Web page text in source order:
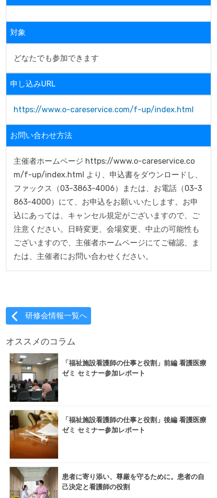
対象
どなたでも参加できます
申し込みURL
https://www.o-careservice.com/f-up/index.html
お問い合わせ方法
主催者ホームページ https://www.o-careservice.co
m/f-up/index.html より、申込書をダウンロードし、
ファックス（03-3863-4006）または、お電話（03-3
863-4000）にて、お申込をお願いいたします。お申
込にあっては、キャンセル規定がございますので、ご
注意ください。日時変更、会場変更、中止の可能性も
ございますので、主催者ホームページにてご確認、ま
たは、主催者にお問い合わせください。
研修会情報一覧へ
オススメのコラム
「福祉施設看護師の仕事と役割」前編 看護医療
ゼミ セミナー参加レポート
「福祉施設看護師の仕事と役割」後編 看護医療
ゼミ セミナー参加レポート
患者に寄り添い、尊厳を守るために。患者の自
己決定と看護師の役割